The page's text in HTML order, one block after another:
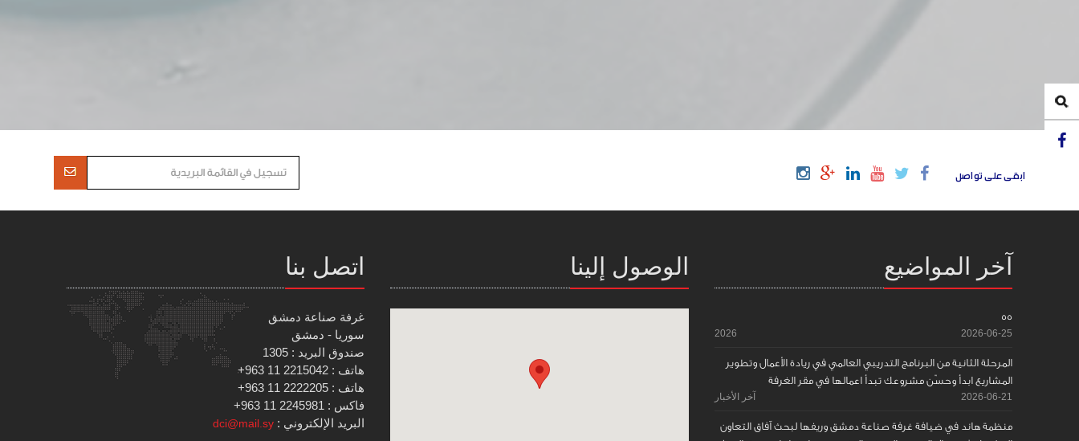
ابقى على تواصل
آخر المواضيع
55
2026-06-25
2026
المرحلة الثانية من البرنامج التدريبي العالمي في ريادة الأعمال وتطوير
المشاريع ابدأ وحسّن مشروعك تبدأ اعمالها في مقر الغرفة
2026-06-21 آخر الأخبار
منظمة هاند في ضيافة غرفة صناعة دمشق وريفها لبحث آفاق التعاون
الوصول إلينا اتصل بنا
غرفة صناعة دمشق
سوريا - دمشق
صندوق البريد : 1305
هاتف : 2215042 11 963+
هاتف : 2222205 11 963+
فاكس : 2245981 11 963+
البريد الإلكتروني : dci@mail.sy